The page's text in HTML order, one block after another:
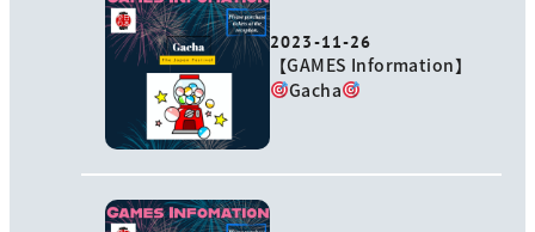
2023-11-26
【GAMES Information】
Gacha